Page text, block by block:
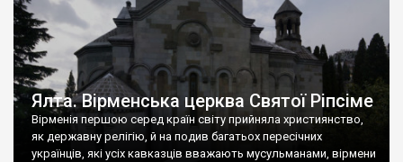
Ялта. Вірменська церква Святої Ріпсіме
Вірменія першою серед країн світу прийняла християнство,
як державну релігію, й на подив багатьох пересічних
українців, які усіх кавказців вважають мусульманами, вірмени